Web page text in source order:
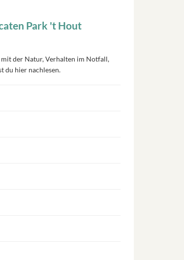
Park 't Hout
mit der Natur, Verhalten im Notfall,
du hier nachlesen.